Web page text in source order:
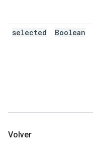
selected Boolean
Volver